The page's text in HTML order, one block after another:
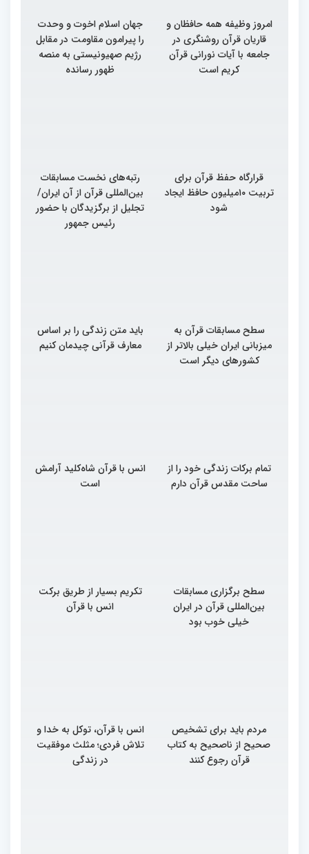
امروز وظیفه همه حافظان و
قاریان قرآن روشنگری در
جامعه با آیات نورانی قرآن
کریم است
جهان اسلام اخوت و وحدت
را پیرامون مقاومت در مقابل
رژیم صهیونیستی به منصه
ظهور رسانده
قرارگاه حفظ قرآن برای
تربیت ۱۰میلیون حافظ ایجاد
شود
رتبه‌های نخست مسابقات
بین‌المللی قرآن از آن ایران/
تجلیل از برگزیدگان با حضور
رئیس جمهور
سطح مسابقات قرآن به
میزبانی ایران خیلی بالاتر از
کشورهای دیگر است
باید متن زندگی را بر اساس
معارف قرآنی چیدمان کنیم
تمام برکات زندگی خود را از
ساحت مقدس قرآن دارم
انس با قرآن شاه‌کلید آرامش
است
سطح برگزاری مسابقات
بین‌المللی قرآن در ایران
خیلی خوب بود
تکریم بسیار از طریق برکت
انس با قرآن
مردم باید برای تشخیص
صحیح از ناصحیح به کتاب
قرآن رجوع کنند
انس با قرآن، توکل به خدا و
تلاش فردی؛ مثلث موفقیت
در زندگی